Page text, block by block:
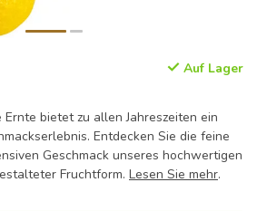
Auf Lager
bietet zu allen Jahreszeiten ein
Entdecken Sie die feine
Geschmack unseres hochwertigen
Fruchtform. Lesen Sie mehr.